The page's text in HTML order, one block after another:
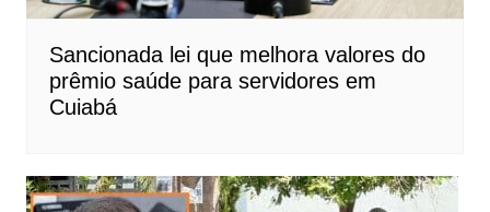
Sancionada lei que melhora valores do
prêmio saúde para servidores em
Cuiabá